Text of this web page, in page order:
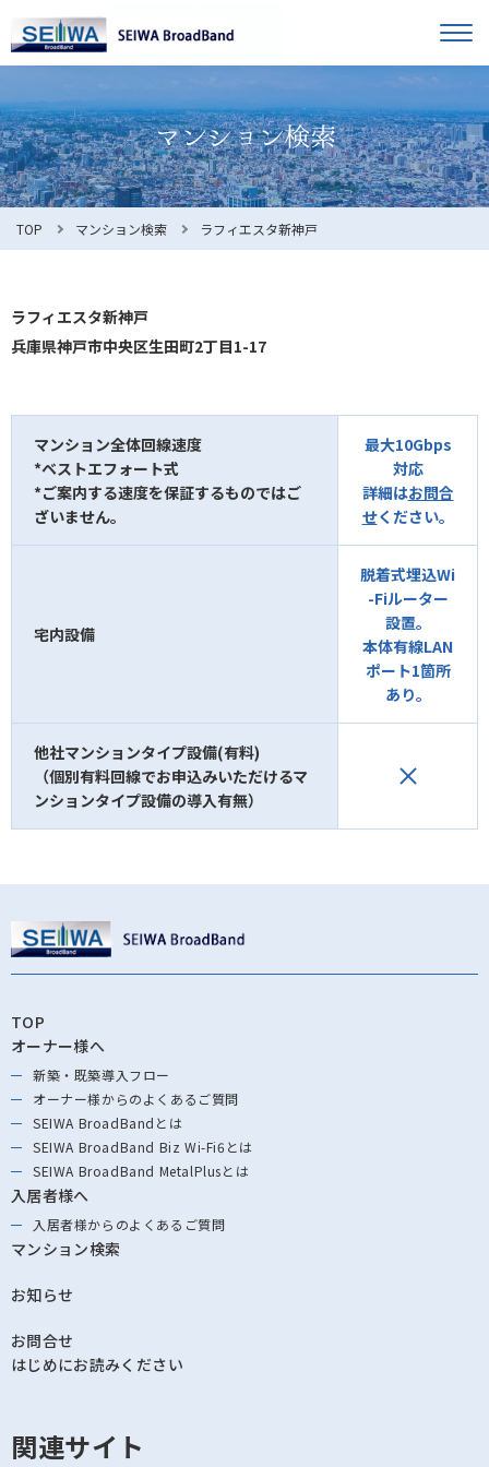
オーナー様へ
入居者様へ
お知らせ
利用規約
お問合せ マンション検索
TOP マンション検索 ラフィエスタ新神戸
ラフィエスタ新神戸
兵庫県神戸市中央区生田町2丁目1-17
マンション全体回線速度
*ベストエフォート式
*ご案内する速度を保証するものではご
ざいません。
最大10Gbps
対応
詳細はお問合
せください。
宅内設備
脱着式埋込Wi
-Fiルーター
設置。
本体有線LAN
ポート1箇所
あり。
他社マンションタイプ設備(有料)
（個別有料回線でお申込みいただけるマ
ンションタイプ設備の導入有無）
TOP
オーナー様へ
新築・既築導⼊フロー
オーナー様からのよくあるご質問
SEIWA BroadBandとは
SEIWA BroadBand Biz Wi-Fi6とは
SEIWA BroadBand MetalPlusとは
入居者様へ
入居者様からのよくあるご質問
マンション検索
お知らせ
お問合せ
はじめにお読みください
関連サイト